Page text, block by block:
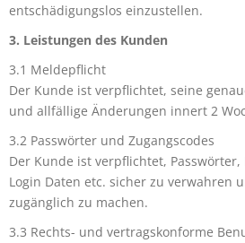
entschädigungslos einzustellen.
3. Leistungen des Kunden
3.1 Meldepflicht
Der Kunde ist verpflichtet, seine
und allfällige Änderungen innert 2
3.2 Passwörter und Zugangscodes
Der Kunde ist verpflichtet,
Login Daten etc. sicher zu verwahren
zugänglich zu machen.
3.3 Rechts- und vertragskonforme